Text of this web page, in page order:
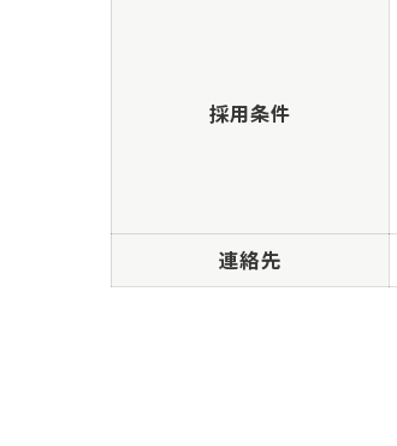
採用条件
連絡先